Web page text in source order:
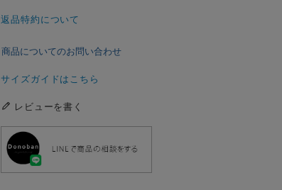
返品特約について
商品についてのお問い合わせ
サイズガイドはこちら
レビューを書く